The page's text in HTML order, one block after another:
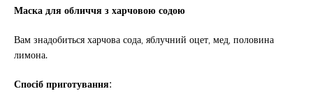
Маска для обличчя з харчовою содою
Вам знадобиться харчова сода, яблучний оцет, мед, половина
лимона.
Спосіб приготування: